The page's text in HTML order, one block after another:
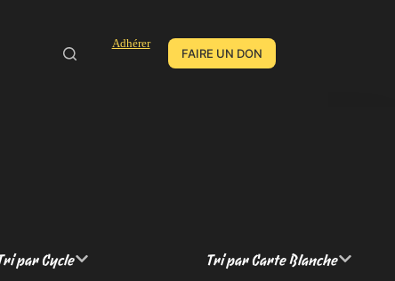
Adhérer
FAIRE UN DON
par Cycle Tri par Carte Blanche